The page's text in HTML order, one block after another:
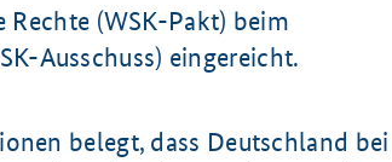
(WSK-Pakt) beim
Ausschuss) eingereicht.
belegt, dass Deutschland bei